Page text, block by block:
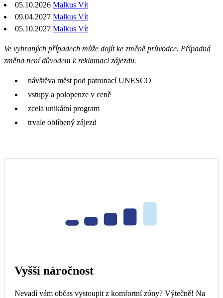
05.10.2026 Malkus Vít
09.04.2027 Malkus Vít
05.10.2027 Malkus Vít
Ve vybraných případech může dojít ke změně průvodce. Případná
změna není důvodem k reklamaci zájezdu.
návštěva měst pod patronací UNESCO
vstupy a polopenze v ceně
zcela unikátní program
trvale oblíbený zájezd
Vyšší náročnost
Nevadí vám občas vystoupit z komfortní zóny? Výtečně! Na